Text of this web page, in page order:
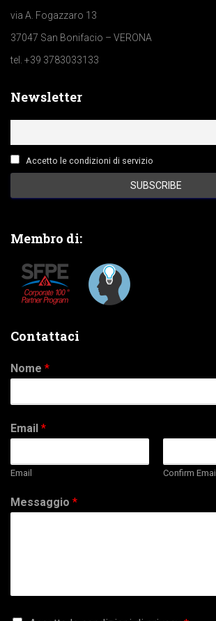
via A. Fogazzaro 13
37047 San Bonifacio – VERONA
tel. +39 3783033133
Newsletter
Accetto le condizioni di servizio
Membro di:
Contattaci
Nome *
Email *
Email Confirm Email
Messaggio *